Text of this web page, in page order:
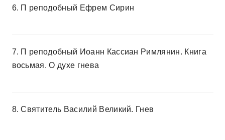
6. П реподобный Ефрем Сирин
7. П реподобный Иоанн Кассиан Римлянин. Книга
восьмая. О духе гнева
8. Святитель Василий Великий. Гнев